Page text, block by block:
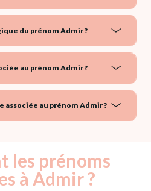
du prénom Admir ?
au prénom Admir ?
au prénom Admir ?
les prénoms
à Admir ?